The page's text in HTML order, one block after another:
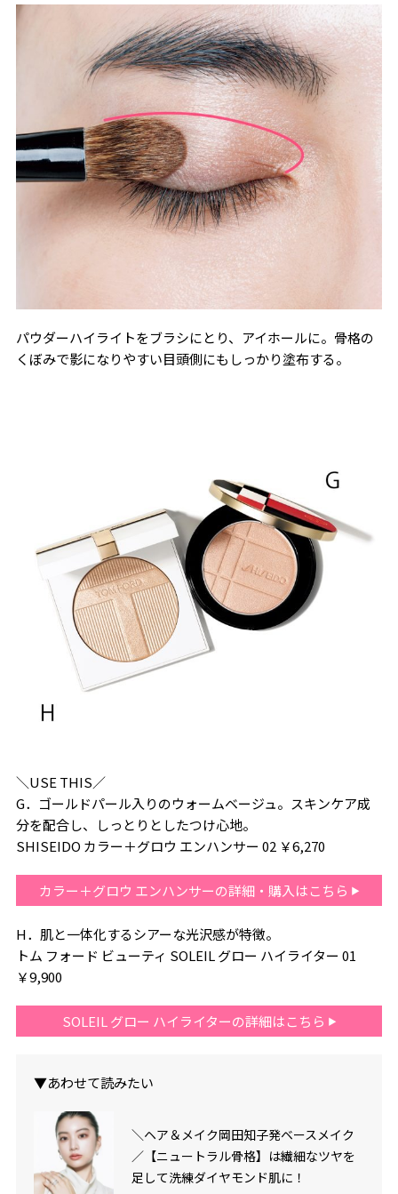
パウダーハイライトをブラシにとり、アイホールに。骨格の
くぼみで影になりやすい目頭側にもしっかり塗布する。
＼USE THIS／
G．ゴールドパール入りのウォームベージュ。スキンケア成
分を配合し、しっとりとしたつけ心地。
SHISEIDO カラー＋グロウ エンハンサー 02 ￥6,270
カラー＋グロウ エンハンサーの詳細・購入はこちら
H．肌と一体化するシアーな光沢感が特徴。
トム フォード ビューティ SOLEIL グロー ハイライター 01
￥9,900
SOLEIL グロー ハイライターの詳細はこちら
▼あわせて読みたい
＼ヘア＆メイク岡田知子発ベースメイク
／【ニュートラル骨格】は繊細なツヤを
足して洗練ダイヤモンド肌に！